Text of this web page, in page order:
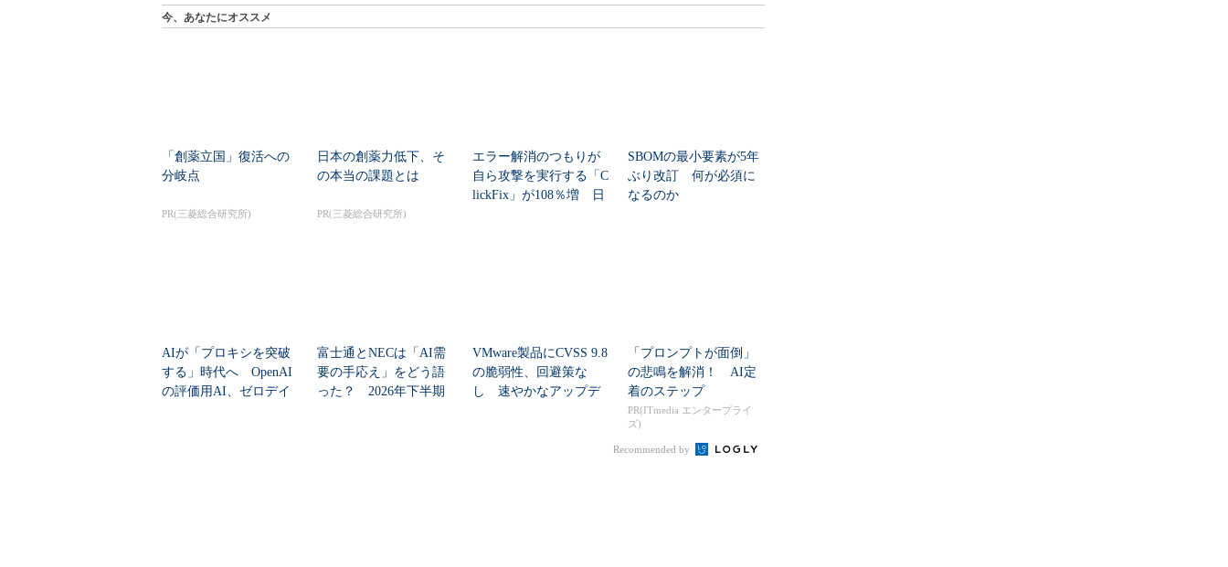
今、あなたにオススメ
「創薬立国」復活への
分岐点
PR(三菱総合研究所)
日本の創薬力低下、そ
の本当の課題とは
PR(三菱総合研究所)
エラー解消のつもりが
自ら攻撃を実行する「C
lickFix」が108％増 日
SBOMの最小要素が5年
ぶり改訂 何が必須に
なるのか
AIが「プロキシを突破
する」時代へ OpenAI
の評価用AI、ゼロデイ
富士通とNECは「AI需
要の手応え」をどう語
った？ 2026年下半期
VMware製品にCVSS 9.8
の脆弱性、回避策な
し 速やかなアップデ
「プロンプトが面倒」
の悲鳴を解消！ AI定
着のステップ
PR(ITmedia エンタープライ
ズ)
Recommended by